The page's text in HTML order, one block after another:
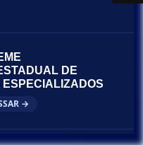
DE
ESPECIALIZADOS
→